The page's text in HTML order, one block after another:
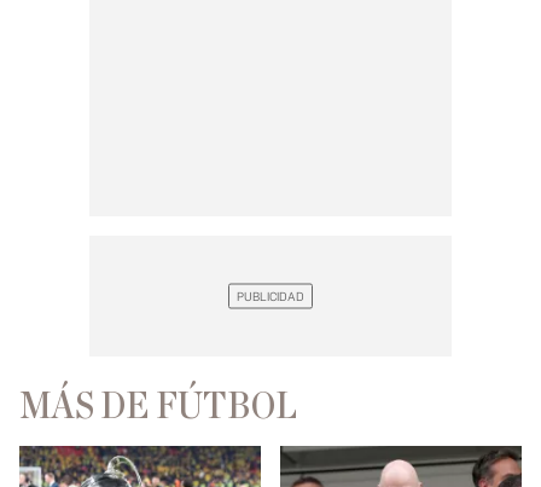
MÁS DE FÚTBOL